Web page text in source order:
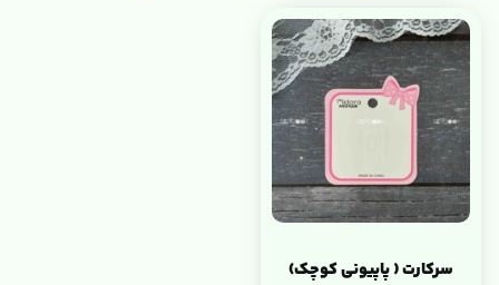
سرکارت ( پاپیونی کوچک)